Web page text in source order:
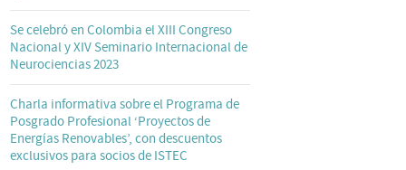
Se celebró en Colombia el XIII Congreso
Nacional y XIV Seminario Internacional de
Neurociencias 2023
Charla informativa sobre el Programa de
Posgrado Profesional ‘Proyectos de
Energías Renovables’, con descuentos
exclusivos para socios de ISTEC